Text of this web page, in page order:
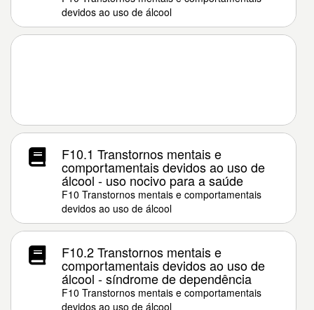
devidos ao uso de álcool
F10.1 Transtornos mentais e
comportamentais devidos ao uso de
álcool - uso nocivo para a saúde
F10 Transtornos mentais e comportamentais
devidos ao uso de álcool
F10.2 Transtornos mentais e
comportamentais devidos ao uso de
álcool - síndrome de dependência
F10 Transtornos mentais e comportamentais
devidos ao uso de álcool